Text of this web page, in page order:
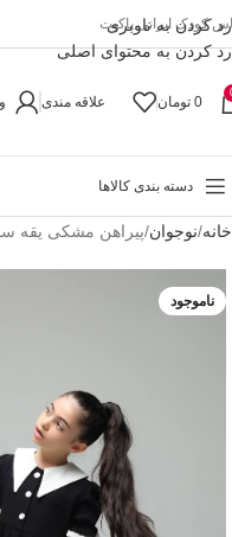
رد کردن به ناوبری
رد کردن به محتوای اصلی
کودک ایرانی پاکیت
0 تومان علاقه مندی
دسته بندی کالاها
خانه نوجوان پیراهن مشکی یقه سفید
ناموجود